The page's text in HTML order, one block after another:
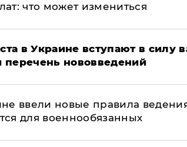
что может измениться
в Украине вступают в
перечень нововведений
ввели новые правила
для военнообязанных